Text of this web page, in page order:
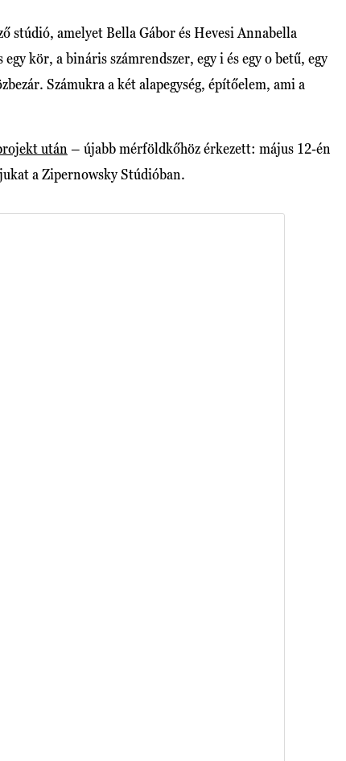
stúdió, amelyet Bella Gábor és Hevesi Annabella
kör, a bináris számrendszer, egy i és egy o betű, egy
Számukra a két alapegység, építőelem, ami a
után – újabb mérföldkőhöz érkezett: május 12-én
a Zipernowsky Stúdióban.